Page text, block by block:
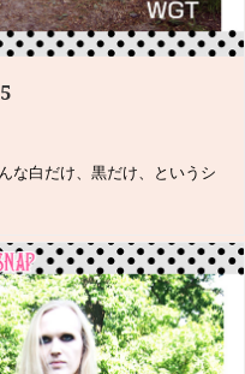
な白だけ、黒だけ、というシ
開催されている、東京のスチ